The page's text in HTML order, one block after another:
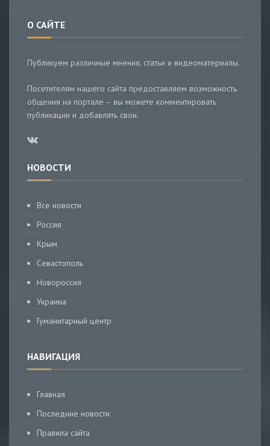
О САЙТЕ
Публикуем различные мнения, статьи и видеоматериалы.
Посетителям нашего сайта предоставляем возможность
общения на портале – вы можете комментировать
публикации и добавлять свои.
НОВОСТИ
Все новости
Россия
Крым
Севастополь
Новороссия
Украина
Гуманитарный центр
НАВИГАЦИЯ
Главная
Последние новости
Правила сайта